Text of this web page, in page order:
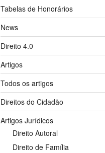
Tabelas de Honorários
News
Direito 4.0
Artigos
Todos os artigos
Direitos do Cidadão
Artigos Jurídicos
Direito Autoral
Direito de Família